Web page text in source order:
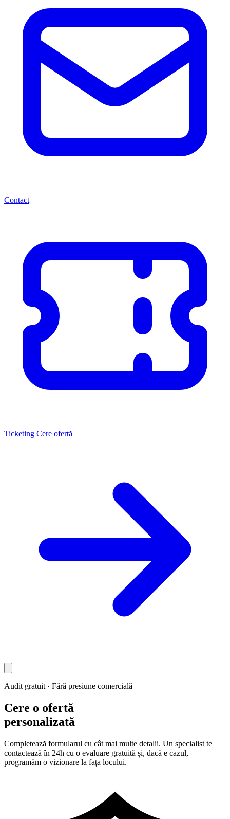
Contact
Ticketing Cere ofertă
Audit gratuit · Fără presiune comercială
Cere o ofertă
personalizată
Completează formularul cu cât mai multe detalii. Un specialist te
contactează în 24h cu o evaluare gratuită și, dacă e cazul,
programăm o vizionare la fața locului.